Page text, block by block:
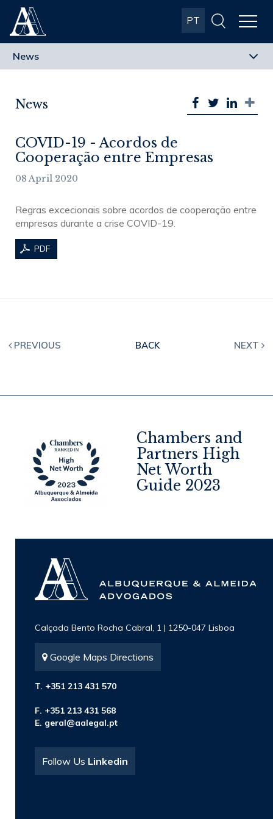
Albuquerque
& Almeida
PT
News
COVID-19 - Acordos de
Cooperação entre Empresas
08 April 2020
Regras excecionais sobre acordos de cooperação entre
empresas durante a crise COVID-19.
PDF
PREVIOUS BACK NEXT
Chambers and
Partners High
Net Worth
Guide 2023
Calçada Bento Rocha Cabral, 1 | 1250-047 Lisboa
Google Maps Directions
T. +351 213 431 570
F. +351 213 431 568
E. geral@aalegal.pt
Follow Us Linkedin